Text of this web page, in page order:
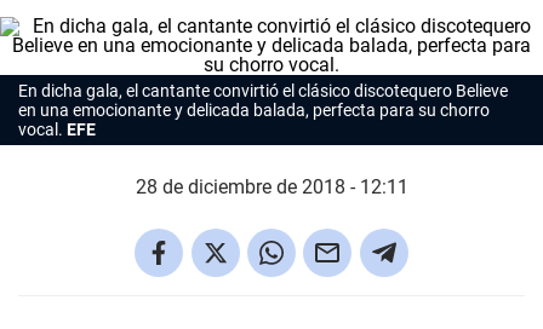
En dicha gala, el cantante convirtió el clásico discotequero Believe
en una emocionante y delicada balada, perfecta para su chorro
vocal. EFE
28 de diciembre de 2018 - 12:11